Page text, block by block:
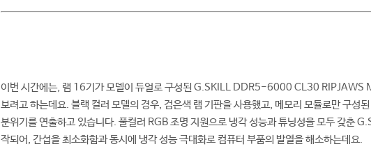
이번 시간에는, 램 16기가 모델이 듀얼로 구성된 G.SKILL DDR5-6000 CL30 RIPJAWS
보려고 하는데요. 블랙 컬러 모델의 경우, 검은색 램 기판을 사용했고, 메모리 모듈로만 구성
분위기를 연출하고 있습니다. 풀컬러 RGB 조명 지원으로 냉각 성능과 튜닝성을 모두 갖
작되어, 간섭을 최소화함과 동시에 냉각 성능 극대화로 컴퓨터 부품의 발열을 해소하는데요.